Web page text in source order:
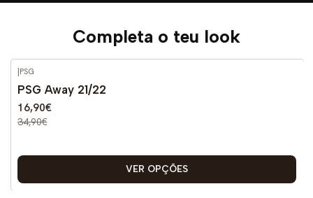
Completa o teu look
DESCONTO
|PSG
PSG Away 21/22
16,90€
34,90€
VER OPÇÕES